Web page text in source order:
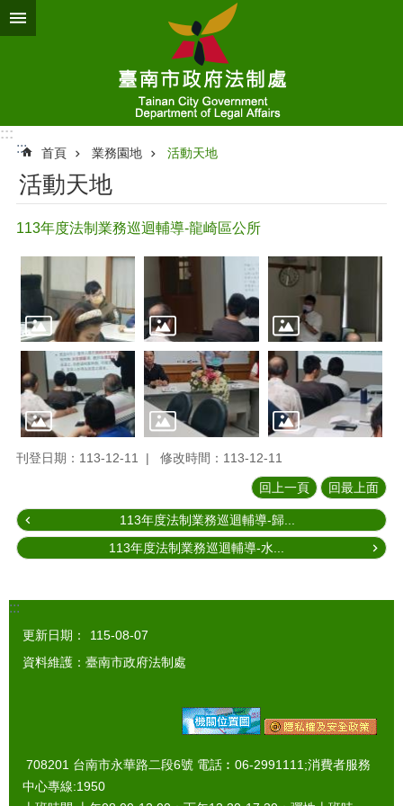
跳到主要內容區塊
:::
:::
首頁 業務園地 活動天地
活動天地
113年度法制業務巡迴輔導-龍崎區公所
刊登日期：113-12-11 修改時間：113-12-11
回上一頁 回最上面
113年度法制業務巡迴輔導-歸...
113年度法制業務巡迴輔導-水...
:::
更新日期：
115-08-07
資料維護：臺南市政府法制處
708201 台南市永華路二段6號 電話︰06-2991111;消費者服務
中心專線:1950